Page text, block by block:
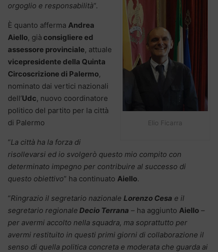
Elio Ficarra
orgoglio e responsabilità“.
È quanto afferma Andrea
Aiello, già consigliere ed
assessore provinciale, attuale
vicepresidente della Quinta
Circoscrizione di Palermo,
nominato dai vertici nazionali
dell’Udc, nuovo coordinatore
politico del partito per la città
di Palermo
“La città ha la forza di
risollevarsi ed io svolgerò questo mio compito con
determinato impegno per contribuire al successo di
questo obiettivo” ha continuato Aiello.
“Ringrazio il segretario nazionale Lorenzo Cesa e il
segretario regionale Decio Terrana – ha aggiunto Aiello –
per avermi accolto nella squadra, ma soprattutto per
avermi restituito in questi primi giorni di collaborazione il
senso di quella politica concreta e moderata che guarda ai